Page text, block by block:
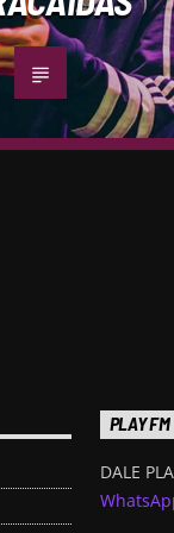
PLAY FM
DALE